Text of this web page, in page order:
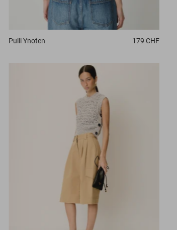
Pulli Ynoten 179 CHF